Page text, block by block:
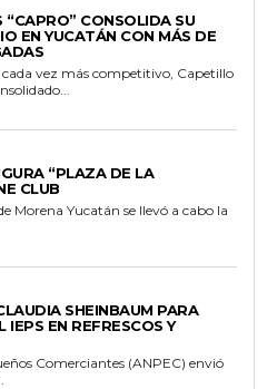
CONSOLIDA SU
EN YUCATÁN CON MÁS DE
vez más competitivo, Capetillo
“PLAZA DE LA
CLUB
Morena Yucatán se llevó a cabo la
SHEINBAUM PARA
EN REFRESCOS Y
Comerciantes (ANPEC) envió